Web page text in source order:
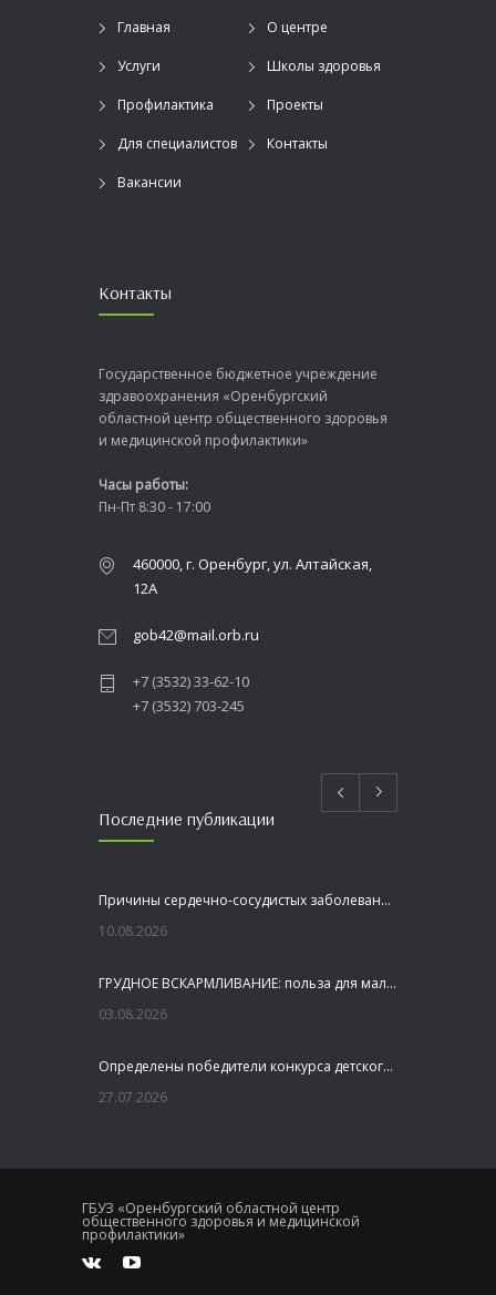
Главная О центре
Услуги Школы здоровья
Профилактика Проекты
Для специалистов Контакты
Вакансии
Контакты
Государственное бюджетное учреждение
здравоохранения «Оренбургский
областной центр общественного здоровья
и медицинской профилактики»
Часы работы:
Пн-Пт 8:30 - 17:00
460000, г. Оренбург, ул. Алтайская,
12А
gob42@mail.orb.ru
+7 (3532) 33-62-10
+7 (3532) 703-245
Последние публикации
Причины сердечно-сосудистых заболеваний
10.08.2026
ГРУДНОЕ ВСКАРМЛИВАНИЕ: польза для малыша и мамы
03.08.2026
Определены победители конкурса детского рисунка «Я шагаю по Оренбуржью»
27.07.2026
23.07.2026
ГБУЗ «Оренбургский областной центр
общественного здоровья и медицинской
профилактики»